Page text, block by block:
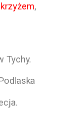
,
Tychy.